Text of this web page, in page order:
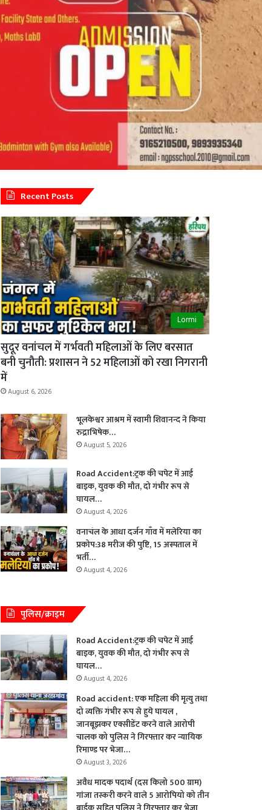
Recent Posts
Lormi
सुदूर वनांचल में गर्भवती महिलाओं के लिए बरसात
बनी चुनौती: प्रशासन ने 52 महिलाओं को रखा निगरानी
में
August 6, 2026
भूलकेश्वर आश्रम में स्वामी शिवानन्द ने किया
रुद्राभिषेक…
August 5, 2026
Road Accident:ट्रक की चपेट में आई
बाइक, युवक की मौत, दो गंभीर रूप से
घायल…
August 4, 2026
वनाचंल के आधा दर्जन गाँव में मलेरिया का
प्रकोप:38 मरीज की पुष्टि, 15 अस्पताल में
भर्ती…
August 4, 2026
पुलिस/क्राइम
Road Accident:ट्रक की चपेट में आई
बाइक, युवक की मौत, दो गंभीर रूप से
घायल…
August 4, 2026
Road accident: एक महिला की मृत्यु तथा
दो व्यक्ति गंभीर रूप से हुये घायल ,
जानबूझकर एक्सीडेंट करने वाले आरोपी
चालक को पुलिस ने गिरफ्तार कर न्यायिक
रिमाण्ड पर भेजा…
August 3, 2026
अवैध मादक पदार्थ (दस किलो 500 ग्राम)
गांजा तस्करी करने वाले 5 आरोपियो को तीन